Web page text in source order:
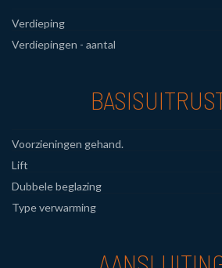
Verdieping
Verdiepingen - aantal
Voorzieningen gehand.
Lift
Dubbele beglazing
Type verwarming